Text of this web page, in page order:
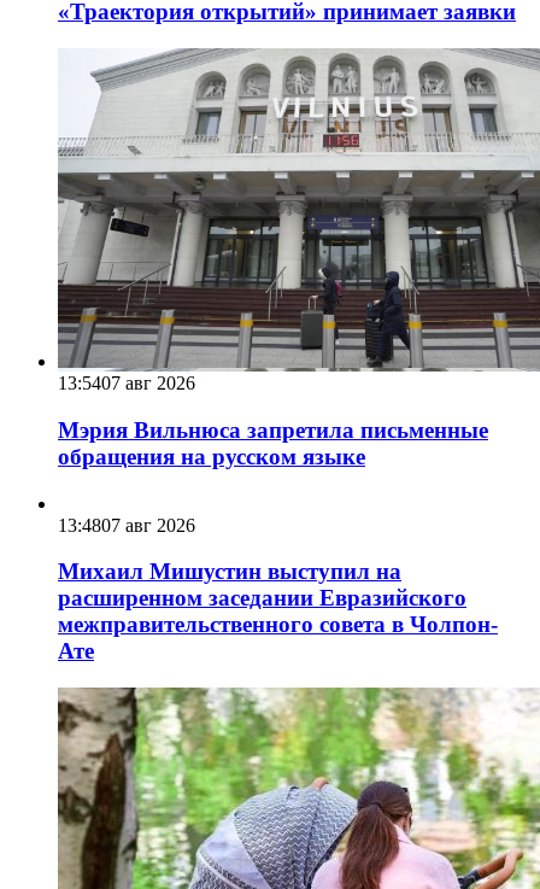
«Траектория открытий» принимает заявки
13:5407 авг 2026
Мэрия Вильнюса запретила письменные
обращения на русском языке
13:4807 авг 2026
Михаил Мишустин выступил на
расширенном заседании Евразийского
межправительственного совета в Чолпон-
Ате